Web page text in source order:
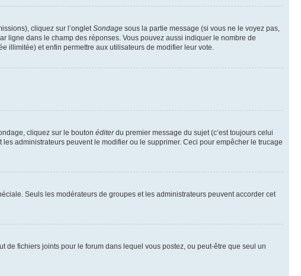
cliquez sur l’onglet Sondage sous la partie message (si vous ne le voyez pas,
ligne dans le champ des réponses. Vous pouvez aussi indiquer le nombre de
illimitée) et enfin permettre aux utilisateurs de modifier leur vote.
cliquez sur le bouton éditerdu premier message du sujet (c’est toujours celui
administrateurs peuvent le modifier ou le supprimer. Ceci pour empêcher le trucage
Seuls les modérateurs de groupes et les administrateurs peuvent accorder cet
de fichiers joints pour le forum dans lequel vous postez, ou peut-être que seul un